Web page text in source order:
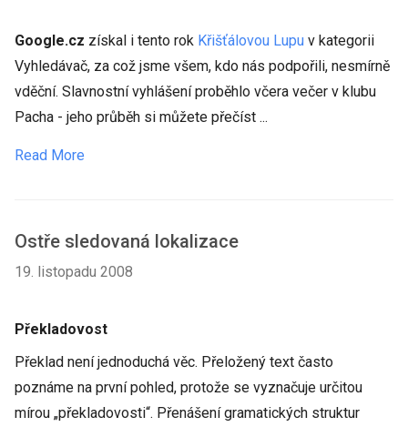
Google.cz získal i tento rok Křišťálovou Lupu v kategorii
Vyhledávač, za což jsme všem, kdo nás podpořili, nesmírně
vděční. Slavnostní vyhlášení proběhlo včera večer v klubu
Pacha - jeho průběh si můžete přečíst ...
Read More
Ostře sledovaná lokalizace
19. listopadu 2008
Překladovost
Překlad není jednoduchá věc. Přeložený text často
poznáme na první pohled, protože se vyznačuje určitou
mírou „překladovosti“. Přenášení gramatických struktur